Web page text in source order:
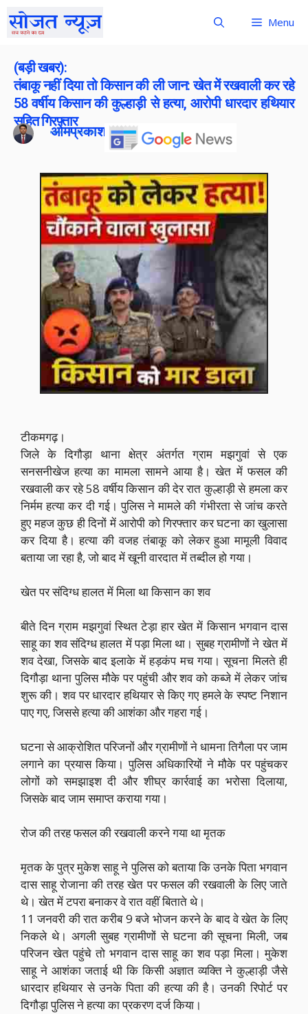
Menu
(बड़ी खबर):
तंबाकू नहीं दिया तो किसान की ली जान: खेत में रखवाली कर रहे
58 वर्षीय किसान की कुल्हाड़ी से हत्या, आरोपी धारदार हथियार
सहित गिरफ्तार
ओमप्रकाश बोराना
Publish On: 16 January 2026
टीकमगढ़।
जिले के दिगौड़ा थाना क्षेत्र अंतर्गत ग्राम मझगुवां से एक
सनसनीखेज हत्या का मामला सामने आया है। खेत में फसल की
रखवाली कर रहे 58 वर्षीय किसान की देर रात कुल्हाड़ी से हमला कर
निर्मम हत्या कर दी गई। पुलिस ने मामले की गंभीरता से जांच करते
हुए महज कुछ ही दिनों में आरोपी को गिरफ्तार कर घटना का खुलासा
कर दिया है। हत्या की वजह तंबाकू को लेकर हुआ मामूली विवाद
बताया जा रहा है, जो बाद में खूनी वारदात में तब्दील हो गया।
खेत पर संदिग्ध हालत में मिला था किसान का शव
बीते दिन ग्राम मझगुवां स्थित टेड़ा हार खेत में किसान भगवान दास
साहू का शव संदिग्ध हालत में पड़ा मिला था। सुबह ग्रामीणों ने खेत में
शव देखा, जिसके बाद इलाके में हड़कंप मच गया। सूचना मिलते ही
दिगौड़ा थाना पुलिस मौके पर पहुंची और शव को कब्जे में लेकर जांच
शुरू की। शव पर धारदार हथियार से किए गए हमले के स्पष्ट निशान
पाए गए, जिससे हत्या की आशंका और गहरा गई।
घटना से आक्रोशित परिजनों और ग्रामीणों ने धामना तिगैला पर जाम
लगाने का प्रयास किया। पुलिस अधिकारियों ने मौके पर पहुंचकर
लोगों को समझाइश दी और शीघ्र कार्रवाई का भरोसा दिलाया,
जिसके बाद जाम समाप्त कराया गया।
रोज की तरह फसल की रखवाली करने गया था मृतक
मृतक के पुत्र मुकेश साहू ने पुलिस को बताया कि उनके पिता भगवान
दास साहू रोजाना की तरह खेत पर फसल की रखवाली के लिए जाते
थे। खेत में टपरा बनाकर वे रात वहीं बिताते थे।
11 जनवरी की रात करीब 9 बजे भोजन करने के बाद वे खेत के लिए
निकले थे। अगली सुबह ग्रामीणों से घटना की सूचना मिली, जब
परिजन खेत पहुंचे तो भगवान दास साहू का शव पड़ा मिला। मुकेश
साहू ने आशंका जताई थी कि किसी अज्ञात व्यक्ति ने कुल्हाड़ी जैसे
धारदार हथियार से उनके पिता की हत्या की है। उनकी रिपोर्ट पर
दिगौड़ा पुलिस ने हत्या का प्रकरण दर्ज किया।